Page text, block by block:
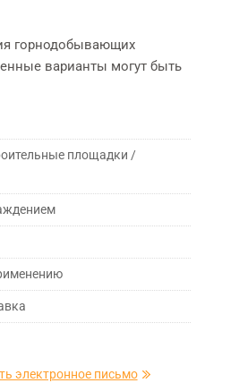
горнодобывающих
варианты могут быть
площадки /
электронное письмо